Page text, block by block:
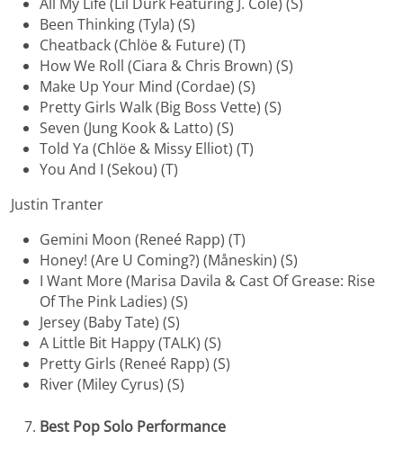
Been Thinking (Tyla) (S)
Cheatback (Chlöe & Future) (T)
How We Roll (Ciara & Chris Brown) (S)
Make Up Your Mind (Cordae) (S)
Pretty Girls Walk (Big Boss Vette) (S)
Seven (Jung Kook & Latto) (S)
Told Ya (Chlöe & Missy Elliot) (T)
You And I (Sekou) (T)
Justin Tranter
Gemini Moon (Reneé Rapp) (T)
Honey! (Are U Coming?) (Måneskin) (S)
I Want More (Marisa Davila & Cast Of Grease: Rise
Of The Pink Ladies) (S)
Jersey (Baby Tate) (S)
A Little Bit Happy (TALK) (S)
Pretty Girls (Reneé Rapp) (S)
River (Miley Cyrus) (S)
Best Pop Solo Performance